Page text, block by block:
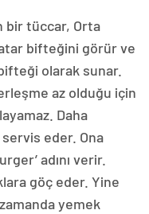
bir tüccar, Orta
bifteğini görür ve
olarak sunar.
az olduğu için
Daha
eder. Ona
adını verir.
göç eder. Yine
yemek